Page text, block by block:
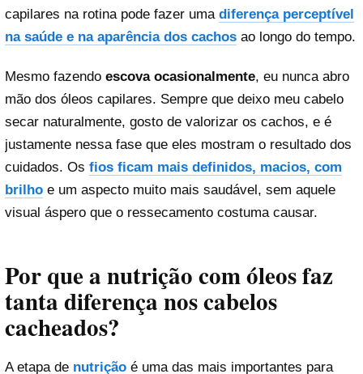
capilares na rotina pode fazer uma diferença perceptível
na saúde e na aparência dos cachos ao longo do tempo.
Mesmo fazendo escova ocasionalmente, eu nunca abro
mão dos óleos capilares. Sempre que deixo meu cabelo
secar naturalmente, gosto de valorizar os cachos, e é
justamente nessa fase que eles mostram o resultado dos
cuidados. Os fios ficam mais definidos, macios, com
brilho e um aspecto muito mais saudável, sem aquele
visual áspero que o ressecamento costuma causar.
Por que a nutrição com óleos faz
tanta diferença nos cabelos
cacheados?
A etapa de nutrição é uma das mais importantes para